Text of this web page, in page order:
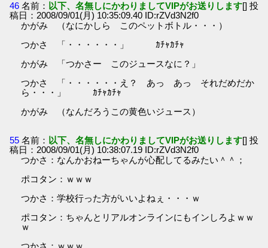
46 名前： 以下、名無しにかわりましてVIPがお送りします[] 投
稿日：2008/09/01(月) 10:35:09.40 ID:rZVd3N2f0
かがみ （なにかしら このペットボトル・・・）
つかさ 「・・・・・・」 ｶﾁｬｶﾁｬ
かがみ 「つかさー このジュースなに？」
つかさ 「・・・・・・え？ あっ あっ それだめだか
ら・・・」 ｶﾁｬｶﾁｬ
かがみ （なんだろうこの黄色いジュース）
55 名前： 以下、名無しにかわりましてVIPがお送りします[] 投
稿日：2008/09/01(月) 10:38:07.19 ID:rZVd3N2f0
つかさ：なんかおねーちゃんが心配してるみたい＾＾；
ポコタン：ｗｗｗ
つかさ：学校行った方がいいよねぇ・・・ｗ
ポコタン：ちゃんとリアルオンラインにもインしろよｗｗ
ｗ
つかさ：ｗｗｗ